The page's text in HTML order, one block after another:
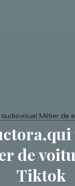
Métier de
de
Tiktok